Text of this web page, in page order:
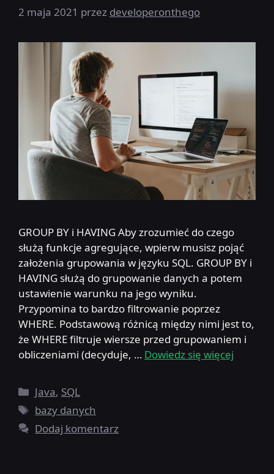
2 maja 2021 przez developeronthego
GROUP BY i HAVING Aby zrozumieć do czego
służą funkcje agregujące, wpierw musisz pojąć
założenia grupowania w języku SQL. GROUP BY i
HAVING służą do grupowanie danych a potem
ustawienie warunku na jego wyniku.
Przypomina to bardzo filtrowanie poprzez
WHERE. Podstawową różnicą między nimi jest to,
że WHERE filtruje wiersze przed grupowaniem i
obliczeniami (decyduje, … Dowiedz się więcej
Kategorie
Java, SQL
Tagi
bazy danych
Dodaj komentarz